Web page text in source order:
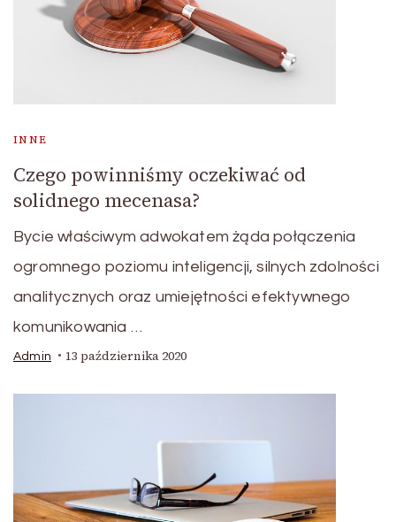
INNE
Czego powinniśmy oczekiwać od
solidnego mecenasa?
Bycie właściwym adwokatem żąda połączenia
ogromnego poziomu inteligencji, silnych zdolności
analitycznych oraz umiejętności efektywnego
komunikowania …
Admin 13 października 2020